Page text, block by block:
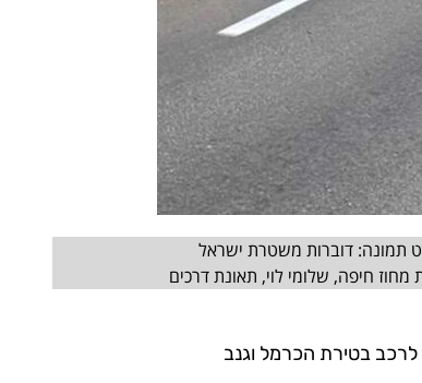
תמונה: דוברות משטרת ישראל
מחוז חיפה, שלומי לוי, תאונת דרכים
לרכב בטירת הכרמל וגנב